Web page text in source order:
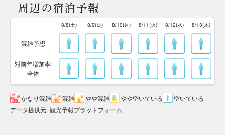
周辺の宿泊予報
8/8(土) 8/9(日) 8/10(月) 8/11(火) 8/12(水) 8/13(木)
混雑予想
対前年増加率:
全体
かなり混雑 混雑 やや混雑 やや空いている
空いている
データ提供元: 観光予報プラットフォーム